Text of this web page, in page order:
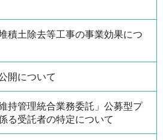
積土除去等工事の事業効果につ
開について
持管理統合業務委託」公募型プ
る受託者の特定について